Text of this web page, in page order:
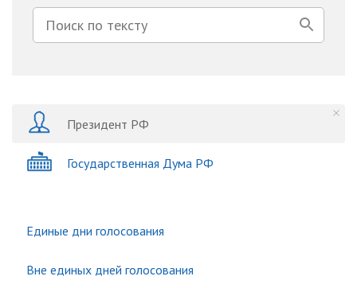
Президент РФ
Государственная Дума РФ
Единые дни голосования
Вне единых дней голосования